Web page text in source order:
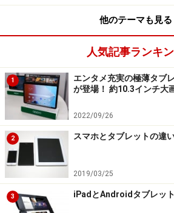
で、タブレットやスマホの方が数段
専用端末と汎用端末のスペ
具体的な違いを見るために、専用端
します。Kindleの最上位端末（2016
「Kindle Oasis」と5.5インチディ
「iPhone 6s Plus」のスペック比較
6s Plusを選んだのは、Kindleのデ
いためです。性質の異なる端末を同
他のテーマも見る
人気記事ランキ
1
エンタメ充実の極薄タブ
が登場！ 約10.3インチ大
2022/09/26
2 スマホとタブレットの違
2019/03/25
3 iPadとAndroidタブレッ